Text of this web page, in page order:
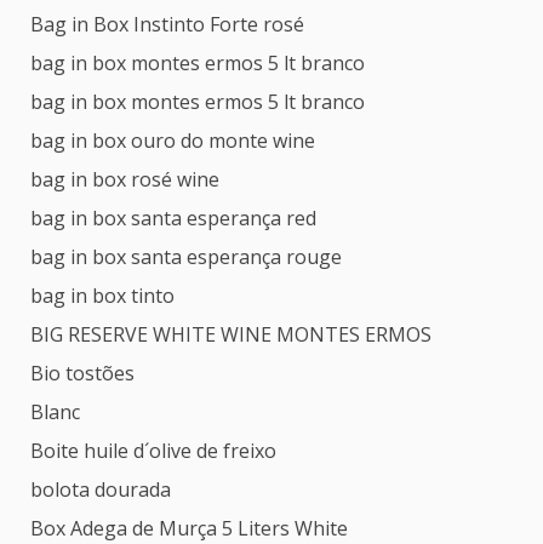
Bag in Box Instinto Forte rosé
bag in box montes ermos 5 lt branco
bag in box montes ermos 5 lt branco
bag in box ouro do monte wine
bag in box rosé wine
bag in box santa esperança red
bag in box santa esperança rouge
bag in box tinto
BIG RESERVE WHITE WINE MONTES ERMOS
Bio tostões
Blanc
Boite huile d´olive de freixo
bolota dourada
Box Adega de Murça 5 Liters White